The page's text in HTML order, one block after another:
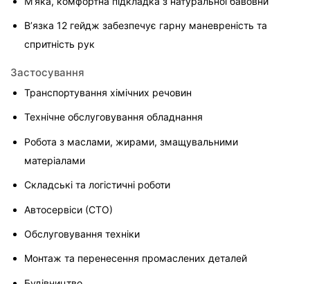
В’язка 12 гейдж забезпечує гарну маневреність та
спритність рук
Застосування
Транспортування хімічних речовин
Технічне обслуговування обладнання
Робота з маслами, жирами, змащувальними
матеріалами
Складські та логістичні роботи
Автосервіси (СТО)
Обслуговування техніки
Монтаж та перенесення промаслених деталей